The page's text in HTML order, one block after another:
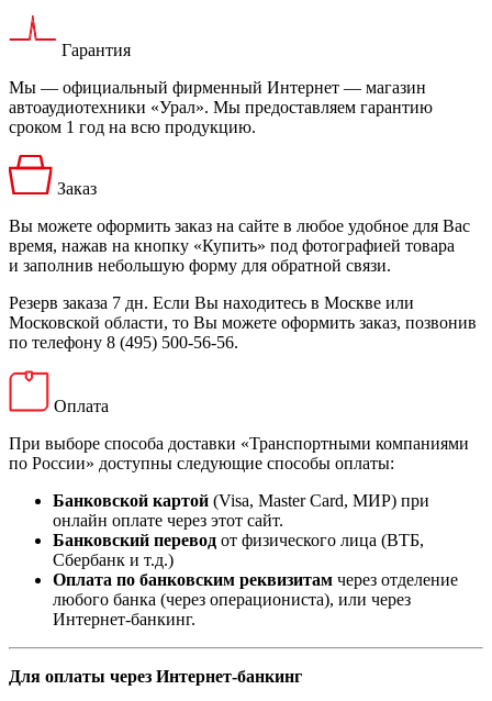
Гарантия
Мы — официальный фирменный Интернет — магазин
автоаудиотехники «Урал». Мы предоставляем гарантию
сроком 1 год на всю продукцию.
Заказ
Вы можете оформить заказ на сайте в любое удобное для Вас
время, нажав на кнопку «Купить» под фотографией товара
и заполнив небольшую форму для обратной связи.
Резерв заказа 7 дн. Если Вы находитесь в Москве или
Московской области, то Вы можете оформить заказ, позвонив
по телефону 8 (495) 500-56-56.
Оплата
При выборе способа доставки «Транспортными компаниями
по России» доступны следующие способы оплаты:
Банковской картой (Visa, Master Card, МИР) при
онлайн оплате через этот сайт.
Банковский перевод от физического лица (ВТБ,
Сбербанк и т.д.)
Оплата по банковским реквизитам через отделение
любого банка (через операциониста), или через
Интернет-банкинг.
Для оплаты через Интернет-банкинг